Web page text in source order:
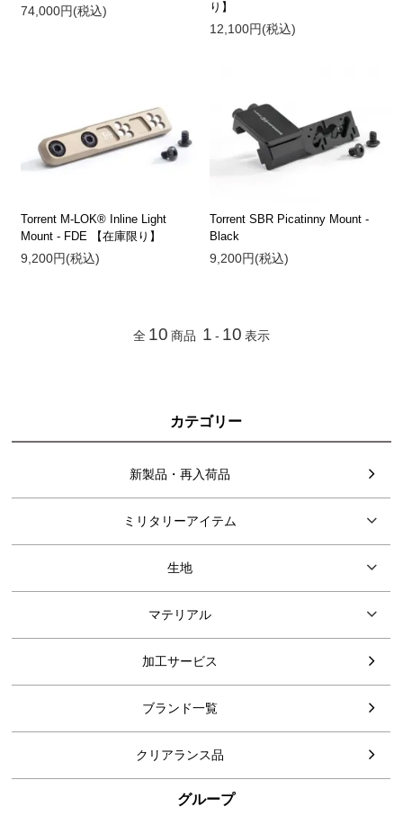
74,000円(税込)
り】
12,100円(税込)
Torrent M-LOK® Inline Light
Mount - FDE 【在庫限り】
9,200円(税込)
Torrent SBR Picatinny Mount -
Black
9,200円(税込)
全 10 商品 1 - 10 表示
カテゴリー
新製品・再入荷品
ミリタリーアイテム
生地
マテリアル
加工サービス
ブランド一覧
クリアランス品
グループ